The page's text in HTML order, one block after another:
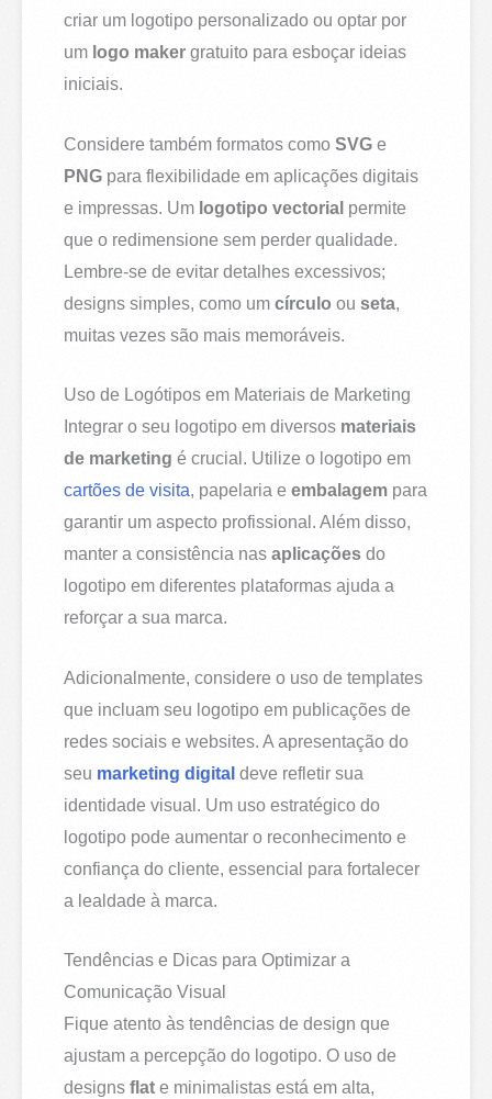
criar um logotipo personalizado ou optar por
um logo maker gratuito para esboçar ideias
iniciais.
Considere também formatos comoSVG e
PNG para flexibilidade em aplicações digitais
e impressas. Um logotipo vectorial permite
que o redimensione sem perder qualidade.
Lembre-se de evitar detalhes excessivos;
designs simples, como umcírculo ouseta,
muitas vezes são mais memoráveis.
Uso de Logótipos em Materiais de Marketing
Integrar o seu logotipo em diversos materiais
de marketing é crucial. Utilize o logotipo em
cartões de visita, papelaria eembalagem para
garantir um aspecto profissional. Além disso,
manter a consistência nasaplicações do
logotipo em diferentes plataformas ajuda a
reforçar a sua marca.
Adicionalmente, considere o uso de templates
que incluam seu logotipo em publicações de
redes sociais e websites. A apresentação do
seu marketing digital deve refletir sua
identidade visual. Um uso estratégico do
logotipo pode aumentar o reconhecimento e
confiança do cliente, essencial para fortalecer
a lealdade à marca.
Tendências e Dicas para Optimizar a
Comunicação Visual
Fique atento às tendências de design que
ajustam a percepção do logotipo. O uso de
designsflat e minimalistas está em alta,